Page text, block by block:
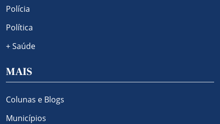
Polícia
Política
+ Saúde
MAIS
Colunas e Blogs
Municípios